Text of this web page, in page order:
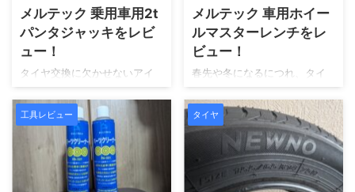
メルテック 乗用車用2t
パンタジャッキをレビ
ュー！
タイヤ交換に欠かせないアイ
テム、それは、パンタジャッ
キです。 特に自宅で行う場
合、必要不可欠なアイテムに
なります。 今回は、乗用車用
2tパンタジャッキに迫ってい
きます。 リンク
メルテック 車用ホイー
ルマスターレンチをレ
ビュー！
春先や冬になるにつれ、タイ
ヤ交換の時期がやってきま
す。 自宅でタイヤ交換を行う
場合、道具があると便利で
す。 今回は、タイヤの脱着に
必須のアイテム、『マスター
レンチ』に迫っていきます。
リンク
工具レビュー タイヤ